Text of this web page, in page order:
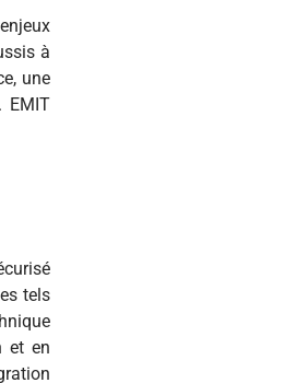
à
une
EMIT
tels
et en